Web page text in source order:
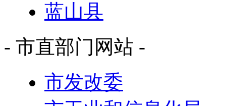
蓝山县
- 市直部门网站 -
市发改委